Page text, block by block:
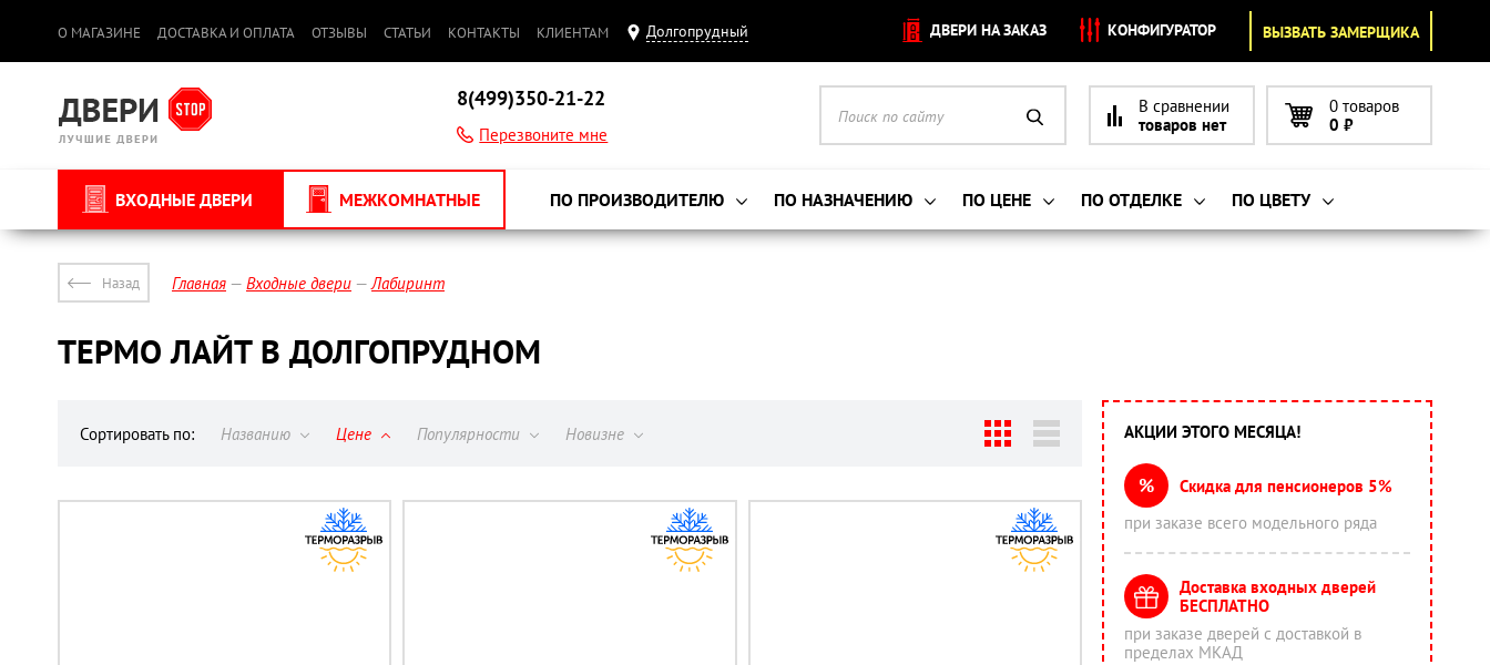
О МАГАЗИНЕ ДОСТАВКА И ОПЛАТА ОТЗЫВЫ СТАТЬИ КОНТАКТЫ КЛИЕНТАМ Долгопрудный ДВЕРИ НА ЗАКАЗ КОНФИГУРАТОР ВЫЗВАТЬ ЗАМЕРЩИКА
8(499)350-21-22
Перезвоните мне
В сравнении
товаров нет
0 товаров
0 ₽
ВХОДНЫЕ ДВЕРИ ПО ПРОИЗВОДИТЕЛЮ ПО НАЗНАЧЕНИЮ ПО ЦЕНЕ ПО ОТДЕЛКЕ ПО ЦВЕТУ
МЕЖКОМНАТНЫЕ
Назад Главная Входные двери Лабиринт
ТЕРМО ЛАЙТ В ДОЛГОПРУДНОМ
Сортировать по: Названию Цене Популярности Новизне АКЦИИ ЭТОГО МЕСЯЦА!
%
Скидка для пенсионеров 5%
при заказе всего модельного ряда
Доставка входных дверей
БЕСПЛАТНО
при заказе дверей с доставкой в
пределах МКАД